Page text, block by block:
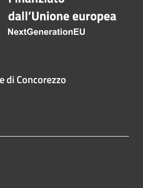
di Concorezzo